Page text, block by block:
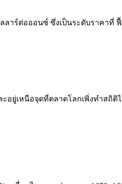
ลาร์ต่อออนซ์ ซึ่งเป็นระดับราคาที่
ะอยู่เหนือจุดที่ตลาดโลกเพิ่งทำสถิ